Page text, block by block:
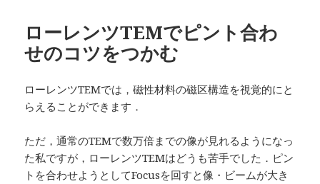
ローレンツTEMでピント合わ
せのコツをつかむ
ローレンツTEMでは，磁性材料の磁区構造を視覚的にと
らえることができます．
ただ，通常のTEMで数万倍までの像が見れるようになっ
た私ですが，ローレンツTEMはどうも苦手でした．ピン
トを合わせようとしてFocusを回すと像・ビームが大き